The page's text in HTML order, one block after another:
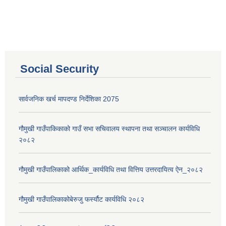
Social Security
सार्वजनिक खर्च मापदण्ड निर्देशिका 2075
गौमुखी गाउँपाकिकाको गाउँ सभा सचिवालय स्थापना तथा सञ्चालन कार्यविधि
२०८२
गौमुखी गाउँपालिकाको आर्थिक_कार्यविधि तथा वित्तिय उत्तरदायित्व ऐन_२०८२
गौमुखी गाउँपालिकाकोबेरुजु फर्स्यौट कार्यविधि २०८२